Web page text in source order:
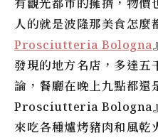
人的就是波隆那美食怎麼
Prosciutteria Bologna
發現的地方名店，多達五
論，餐廳在晚上九點都還
Prosciutteria Bologna
來吃各種爐烤豬肉和風乾